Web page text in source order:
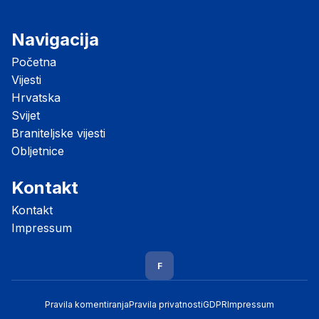
Navigacija
Početna
Vijesti
Hrvatska
Svijet
Braniteljske vijesti
Obljetnice
Kontakt
Kontakt
Impressum
F
Pravila komentiranjaPravila privatnostiGDPRImpressum